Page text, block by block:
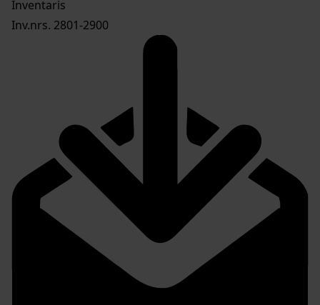
Inventaris
Inv.nrs. 2801-2900